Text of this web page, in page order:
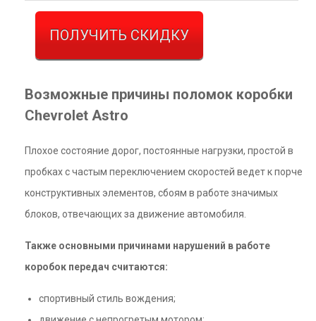
ПОЛУЧИТЬ СКИДКУ
Возможные причины поломок коробки
Chevrolet Astro
Плохое состояние дорог, постоянные нагрузки, простой в
пробках с частым переключением скоростей ведет к порче
конструктивных элементов, сбоям в работе значимых
блоков, отвечающих за движение автомобиля.
Также основными причинами нарушений в работе
коробок передач считаются:
спортивный стиль вождения;